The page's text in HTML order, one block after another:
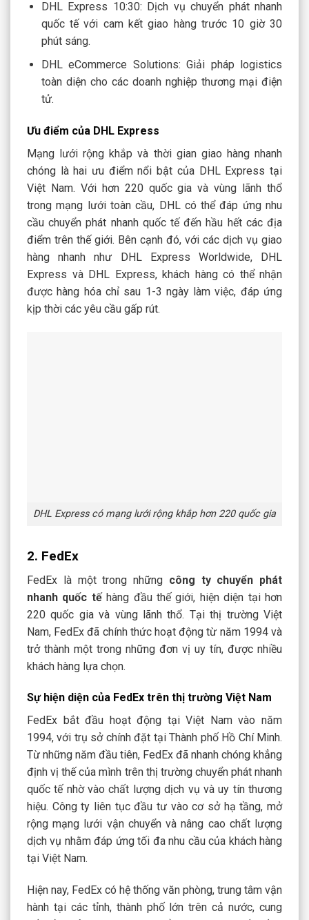
DHL Express 10:30: Dịch vụ chuyển phát nhanh
quốc tế với cam kết giao hàng trước 10 giờ 30
phút sáng.
DHL eCommerce Solutions: Giải pháp logistics
toàn diện cho các doanh nghiệp thương mại điện
tử.
Ưu điểm của DHL Express
Mạng lưới rộng khắp và thời gian giao hàng nhanh
chóng là hai ưu điểm nổi bật của DHL Express tại
Việt Nam. Với hơn 220 quốc gia và vùng lãnh thổ
trong mạng lưới toàn cầu, DHL có thể đáp ứng nhu
cầu chuyển phát nhanh quốc tế đến hầu hết các địa
điểm trên thế giới. Bên cạnh đó, với các dịch vụ giao
hàng nhanh như DHL Express Worldwide, DHL
Express và DHL Express, khách hàng có thể nhận
được hàng hóa chỉ sau 1-3 ngày làm việc, đáp ứng
kịp thời các yêu cầu gấp rút.
DHL Express có mạng lưới rộng khắp hơn 220 quốc gia
2. FedEx
FedEx là một trong những công ty chuyển phát
nhanh quốc tếhàng đầu thế giới, hiện diện tại hơn
220 quốc gia và vùng lãnh thổ. Tại thị trường Việt
Nam, FedEx đã chính thức hoạt động từ năm 1994 và
trở thành một trong những đơn vị uy tín, được nhiều
khách hàng lựa chọn.
Sự hiện diện của FedEx trên thị trường Việt Nam
FedEx bắt đầu hoạt động tại Việt Nam vào năm
1994, với trụ sở chính đặt tại Thành phố Hồ Chí Minh.
Từ những năm đầu tiên, FedEx đã nhanh chóng khẳng
định vị thế của mình trên thị trường chuyển phát nhanh
quốc tế nhờ vào chất lượng dịch vụ và uy tín thương
hiệu. Công ty liên tục đầu tư vào cơ sở hạ tầng, mở
rộng mạng lưới vận chuyển và nâng cao chất lượng
dịch vụ nhằm đáp ứng tối đa nhu cầu của khách hàng
tại Việt Nam.
Hiện nay, FedEx có hệ thống văn phòng, trung tâm vận
hành tại các tỉnh, thành phố lớn trên cả nước, cung